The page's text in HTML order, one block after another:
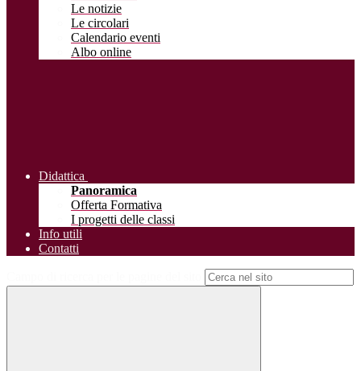
Le notizie
Le circolari
Calendario eventi
Albo online
Didattica
Panoramica
Offerta Formativa
I progetti delle classi
Info utili
Contatti